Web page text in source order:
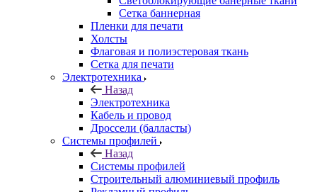
Сетка баннерная
Пленки для печати
Холсты
Флаговая и полиэстеровая ткань
Сетка для печати
Электротехника
Назад
Электротехника
Кабель и провод
Дроссели (балласты)
Системы профилей
Назад
Системы профилей
Строительный алюминиевый профиль